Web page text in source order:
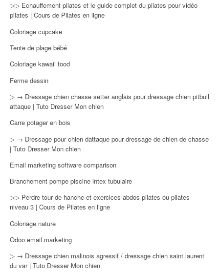
▷▷ Echauffement pilates et le guide complet du pilates pour vidéo
pilates | Cours de Pilates en ligne
Coloriage cupcake
Tente de plage bébé
Coloriage kawaii food
Ferme dessin
▷ → Dressage chien chasse setter anglais pour dressage chien pitbull
attaque | Tuto Dresser Mon chien
Carre potager en bois
▷ → Dressage pour chien dattaque pour dressage de chien de chasse
| Tuto Dresser Mon chien
Email marketing software comparison
Branchement pompe piscine intex tubulaire
▷▷ Perdre tour de hanche et exercices abdos pilates ou pilates
niveau 3 | Cours de Pilates en ligne
Coloriage nature
Odoo email marketing
▷ → Dressage chien malinois agressif / dressage chien saint laurent
du var | Tuto Dresser Mon chien